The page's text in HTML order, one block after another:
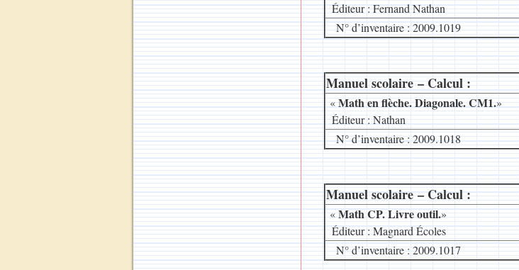
.Éditeur : Fernand Nathan
N° d’inventaire : 2009.1019
Manuel scolaire – Calcul :
«Math en flèche. Diagonale. CM1.»
.Éditeur : Nathan
N° d’inventaire : 2009.1018
Manuel scolaire – Calcul :
«Math CP. Livre outil.»
.Éditeur : Magnard Écoles
N° d’inventaire : 2009.1017